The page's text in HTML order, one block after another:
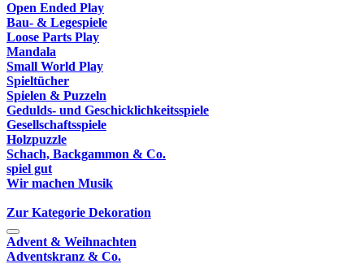
Open Ended Play
Bau- & Legespiele
Loose Parts Play
Mandala
Small World Play
Spieltücher
Spielen & Puzzeln
Gedulds- und Geschicklichkeitsspiele
Gesellschaftsspiele
Holzpuzzle
Schach, Backgammon & Co.
spiel gut
Wir machen Musik
Zur Kategorie Dekoration
Advent & Weihnachten
Adventskranz & Co.